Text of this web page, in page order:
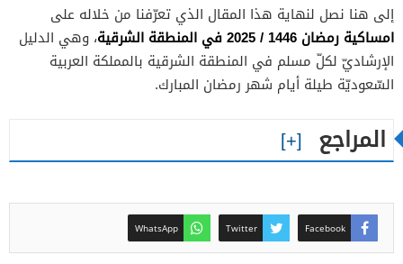
إلى هنا نصل لنهاية هذا المقال الذي تعرّفنا من خلاله على
امساكية رمضان 1446 / 2025 في المنطقة الشرقية
، وهي الدليل
الإرشاديّ لكلّ مسلم في المنطقة الشرقية بالمملكة العربية
السّعوديّة طيلة أيام شهر رمضان المبارك.
المراجع
Facebook
Twitter
WhatsApp